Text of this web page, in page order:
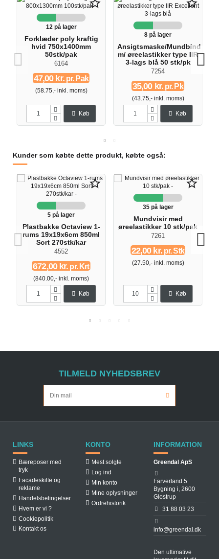
star_border
12 på lager
Forklæder poly kraftig
hvid 750x1400mm
50stk/pak
6164
47,00 kr.pr. Pak
(58.75,- inkl. moms)
Køb
star_border
8 på lager
Ansigtsmaske/Mundbind
m/ øreelastikker type IIR
3-lags blå 50 stk/pk
7254
35,00 kr.pr. Pk
(43.75,- inkl. moms)
Køb
Kunder som købte dette produkt, købte også:
star_border
5 på lager
Plastbakke Octaview 1-
rums 19x19x6cm 850ml
Sort 270stk/kar
4552
672,00 kr. pr. Krt
(840.00,- inkl. moms)
Køb
star_border
35 på lager
Mundvisir med
øreelastikker 10 stk/pak
7261
22,00 kr.pr. Stk
(27.50,- inkl. moms)
Køb
TILMELD NYHEDSBREV
LINKS
Bæreposer med
tryk
Facadeskilte og
reklame
Handelsbetingelser
Hvem er vi ?
Cookiepolitik
Kontakt os
KONTO
Mest solgte
Log ind
Min konto
Mine oplysninger
Ordrehistorik
INFORMATION
Greendal ApS
Farverland 5
Bygning i, 2600
Glostrup
31 88 03 23
info@greendal.dk
Den ultimative